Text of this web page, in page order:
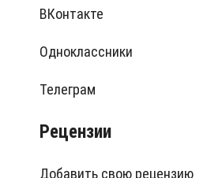
ВКонтакте
Одноклассники
Телеграм
Рецензии
Добавить свою рецензию